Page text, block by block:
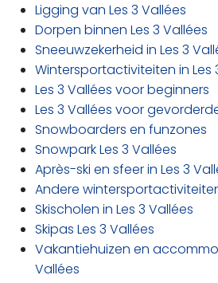
Ligging van Les 3 Vallées
Dorpen binnen Les 3 Vallées
Sneeuwzekerheid in Les 3
Wintersportactiviteiten in Les
Les 3 Vallées voor beginners
Les 3 Vallées voor
Snowboarders en funzones
Snowpark Les 3 Vallées
Après-ski en sfeer in Les 3
Andere
Skischolen in Les 3 Vallées
Skipas Les 3 Vallées
Vakantiehuizen en
Vallées